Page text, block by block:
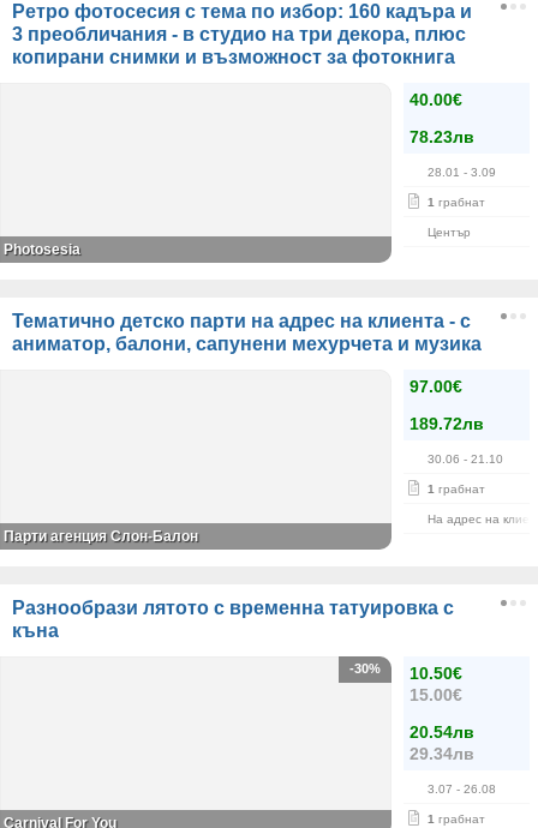
Ретро фотосесия с тема по избор: 160 кадъра и
3 преобличания - в студио на три декора, плюс
копирани снимки и възможност за фотокнига
40.00€
78.23лв
28.01 - 3.09
1 грабнат
Център
Photosesia
Тематично детско парти на адрес на клиента - с
аниматор, балони, сапунени мехурчета и музика
97.00€
189.72лв
30.06 - 21.10
1 грабнат
На адрес на
Парти агенция Слон-Балон
Разнообрази лятото с временна татуировка с
къна
10.50€
15.00€
20.54лв
29.34лв
3.07 - 26.08
1 грабнат
-30%
Carnival For You